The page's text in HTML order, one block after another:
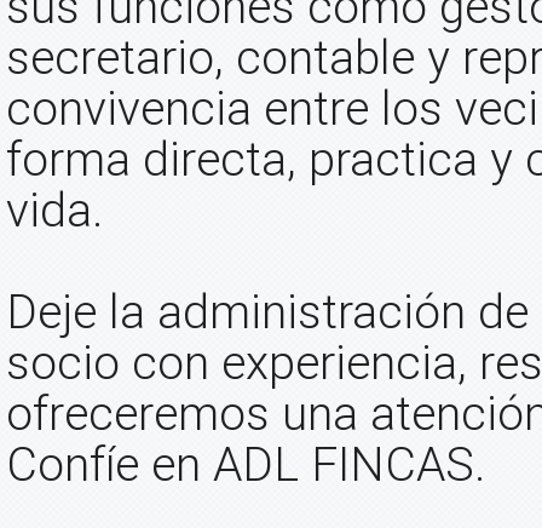
secretario, contable y
convivencia entre los
forma directa, practica y
vida.
Deje la administración
socio con experiencia,
ofreceremos una
Confíe en ADL FINCAS.